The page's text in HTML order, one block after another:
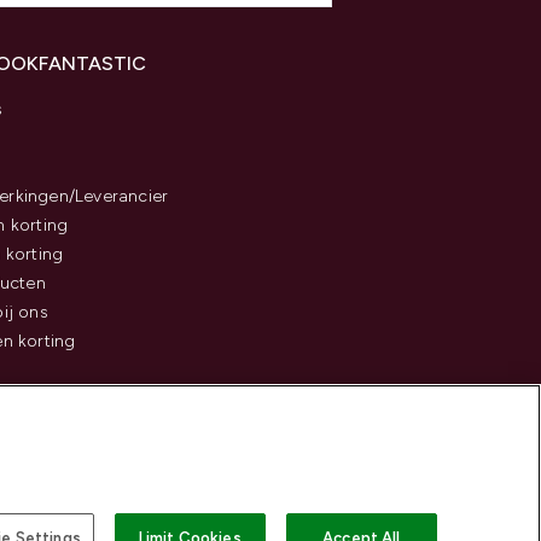
Leverancier
korting
korting
ons
korting